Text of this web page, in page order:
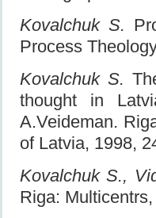
Kovalchuk S.
Process
Kovalchuk S.
thought in
A.Veideman.
of Latvia, 1998,
Kovalchuk S.,
Riga: